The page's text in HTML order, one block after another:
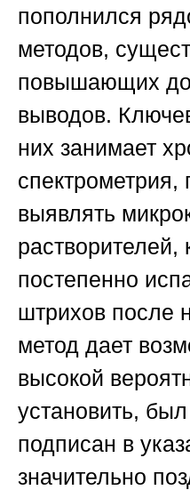
пополнился
методов,
повышающих
выводов.
них занимает
выявлять
растворителей,
постепенно
штрихов после
метод дает
высокой
установить,
подписан в
значительно